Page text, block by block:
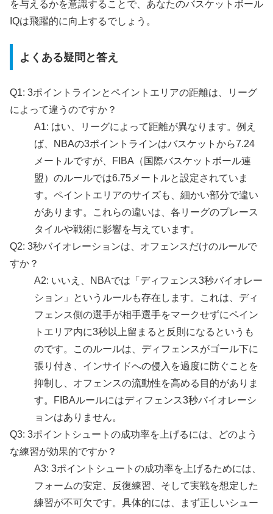
を与えるかを意識することで、あなたのバスケットボール
IQは飛躍的に向上するでしょう。
よくある疑問と答え
Q1: 3ポイントラインとペイントエリアの距離は、リーグ
によって違うのですか？
A1: はい、リーグによって距離が異なります。例え
ば、NBAの3ポイントラインはバスケットから7.24
メートルですが、FIBA（国際バスケットボール連
盟）のルールでは6.75メートルと設定されていま
す。ペイントエリアのサイズも、細かい部分で違い
があります。これらの違いは、各リーグのプレース
タイルや戦術に影響を与えています。
Q2: 3秒バイオレーションは、オフェンスだけのルールで
すか？
A2: いいえ、NBAでは「ディフェンス3秒バイオレー
ション」というルールも存在します。これは、ディ
フェンス側の選手が相手選手をマークせずにペイン
トエリア内に3秒以上留まると反則になるというも
のです。このルールは、ディフェンスがゴール下に
張り付き、インサイドへの侵入を過度に防ぐことを
抑制し、オフェンスの流動性を高める目的がありま
す。FIBAルールにはディフェンス3秒バイオレーシ
ョンはありません。
Q3: 3ポイントシュートの成功率を上げるには、どのよう
な練習が効果的ですか？
A3: 3ポイントシュートの成功率を上げるためには、
フォームの安定、反復練習、そして実戦を想定した
練習が不可欠です。具体的には、まず正しいシュー